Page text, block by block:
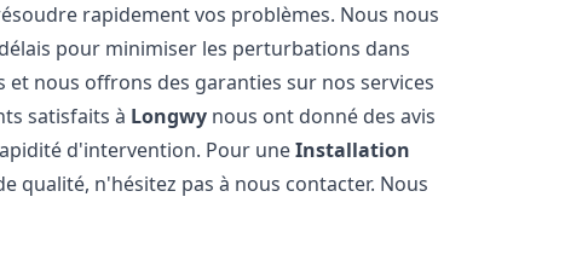
rapidement vos problèmes. Nous nous
pour minimiser les perturbations dans
nous offrons des garanties sur nos services
satisfaits à Longwy nous ont donné des avis
d'intervention. Pour uneInstallation
qualité, n'hésitez pas à nous contacter. Nous